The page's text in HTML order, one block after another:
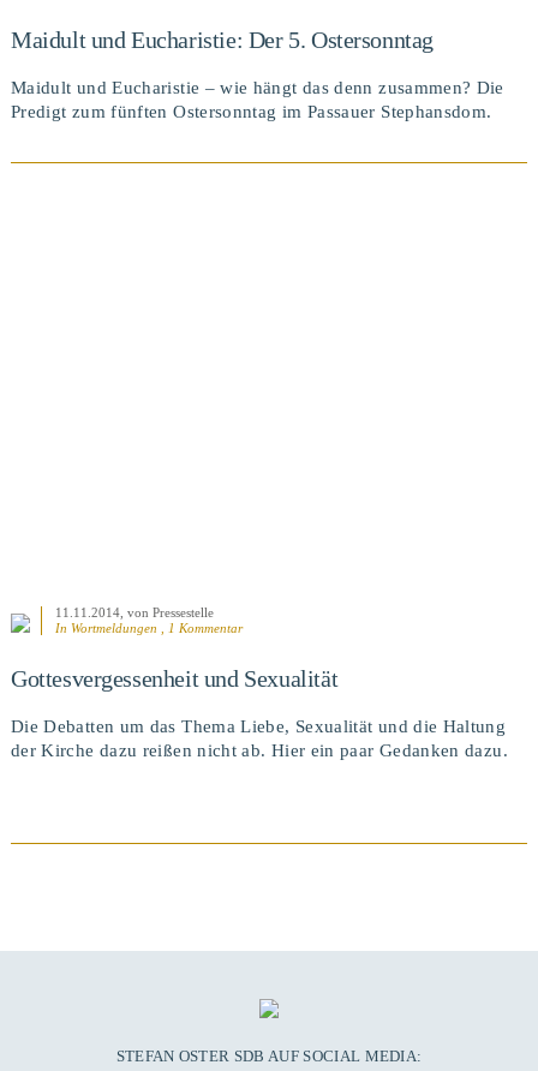
Maidult und Eucharistie: Der 5. Ostersonntag
Maidult und Eucharistie – wie hängt das denn zusammen? Die
Predigt zum fünften Ostersonntag im Passauer Stephansdom.
BEITRAG ANSEHEN
11.11.2014, von Pressestelle
In Wortmeldungen , 1 Kommentar
Gottesvergessenheit und Sexualität
Die Debatten um das Thema Liebe, Sexualität und die Haltung
der Kirche dazu reißen nicht ab. Hier ein paar Gedanken dazu.
STEFAN OSTER SDB AUF SOCIAL MEDIA: